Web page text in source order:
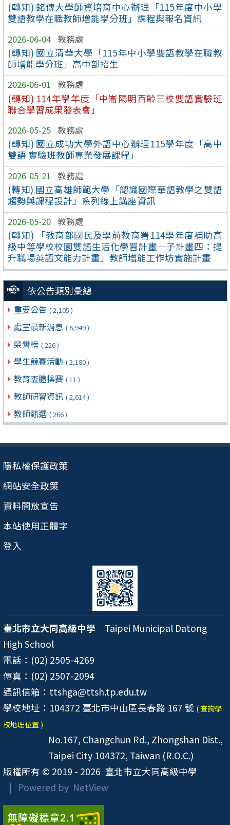
(轉知) 銘傳大學師資培育中心辦理「115年度中小學
雙語教學在職教師增能學分班」課程與報名資訊
2026-06-04 教務處
(轉知) 國立清華大學「115年中小學雙語教學在職教
師增能學分班」高中部招生
2026-06-01 教務處
(轉知) 114年學年度「中崙陽明百齡三校雙語實驗班
聯合學習成果發表會」
2026-05-25 教務處
(轉知) 國立成功大學外語中心辦理115學年度「高中
雙語 實驗班教師專業發展課程」
2026-05-21 教務處
(轉知) 國立高雄師範大學「認識國際華語教學之雙語
趨勢與課程設計」系列線上講座資訊
2026-05-20 教務處
(轉知) 「教育部國民及學前教育署114學年度補助高
級中等學校校園雙語生活化學習計畫─子計畫四：提
升職場英語文能力計畫」教師增能工作坊實施計畫
依公告類別彙總
重要公告 ( 2,105 )
處室最新消息 ( 6,949 )
榮譽榜 ( 226 )
學生競賽活動 ( 2,180 )
教育盃體操賽 ( 11 )
教師研習資訊 ( 2,614 )
教師甄選 ( 266 )
隱私權保護政策
網站安全政策
資料開放宣告
本站使用正體字
登入
臺北市立大同高級中學 Taipei Municipal Datong
High School
電話：(02) 2505-4269
傳真：(02) 2507-2094
通訊信箱：ttshga@ttsh.tp.edu.tw
學校地址：104372 臺北市中山區長春路 167 號 ( 查詢學
校地理位置 )
No.167, Changchun Rd., Zhongshan Dist.,
Taipei City 104372, Taiwan (R.O.C.)
版權所有 © 2019 - 2026 臺北市立大同高級中學
| Powered by NetView